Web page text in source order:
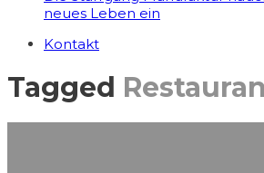
neues Leben ein
Kontakt
Tagged